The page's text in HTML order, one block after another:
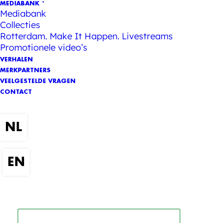
MEDIABANK
Mediabank
Collecties
Rotterdam. Make It Happen. Livestreams
Promotionele video’s
VERHALEN
MERKPARTNERS
VEELGESTELDE VRAGEN
CONTACT